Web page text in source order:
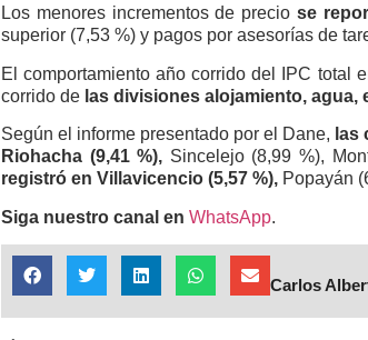
Los menores incrementos de precio se
superior (7,53 %) y pagos por asesorías de
El comportamiento año corrido del IPC total
corrido de las divisiones alojamiento, agua,
Según el informe presentado por el Dane, las
Riohacha (9,41 %), Sincelejo (8,99 %),
registró en Villavicencio (5,57 %), Popayán
Siga nuestro canal en WhatsApp.
Carlos